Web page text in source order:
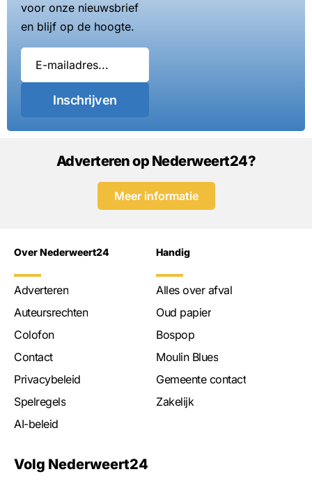
voor onze nieuwsbrief
en blijf op de hoogte.
Inschrijven
Adverteren op Nederweert24?
Meer informatie
Over Nederweert24
Adverteren
Auteursrechten
Colofon
Contact
Privacybeleid
Spelregels
AI-beleid
Handig
Alles over afval
Oud papier
Bospop
Moulin Blues
Gemeente contact
Zakelijk
Volg Nederweert24